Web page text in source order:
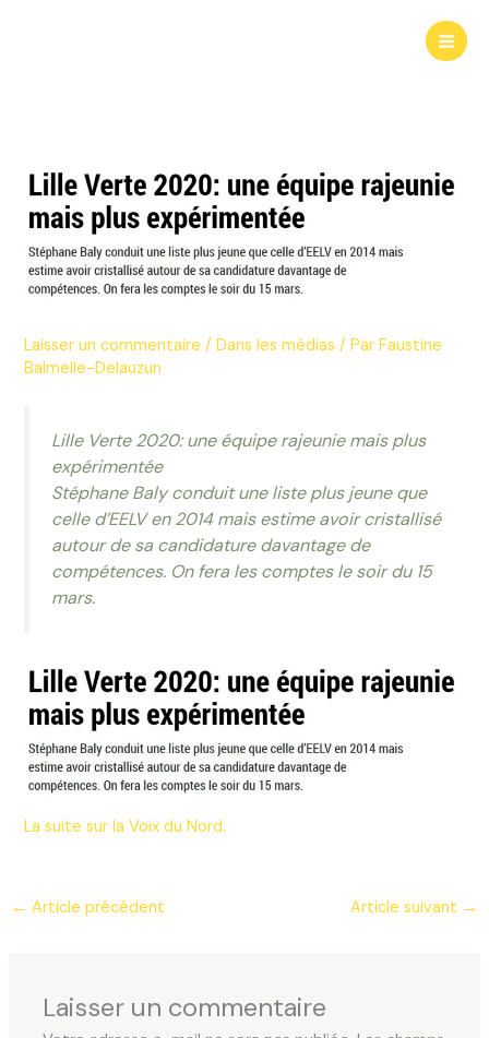
Laisser un commentaire /Dans les médias / ParFaustine
Balmelle-Delauzun
Lille Verte 2020: une équipe rajeunie mais plus
expérimentée
Stéphane Baly conduit une liste plus jeune que
celle d’EELV en 2014 mais estime avoir cristallisé
autour de sa candidature davantage de
compétences. On fera les comptes le soir du 15
mars.
La suite sur la Voix du Nord.
← Article précédent Article suivant →
Laisser un commentaire